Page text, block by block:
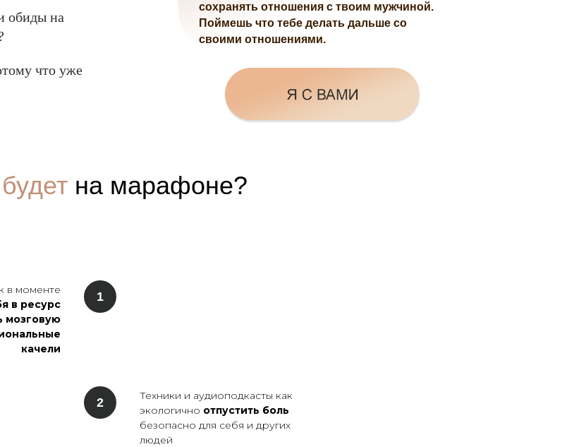
обиды на
что уже
сохранять отношения с твоим мужчиной.
Поймешь что тебе делать дальше со
своими отношениями.
на марафоне?
в моменте
в ресурс
мозговую
качели
Техники и аудиоподкасты как
экологично отпустить боль
безопасно для себя и других
людей